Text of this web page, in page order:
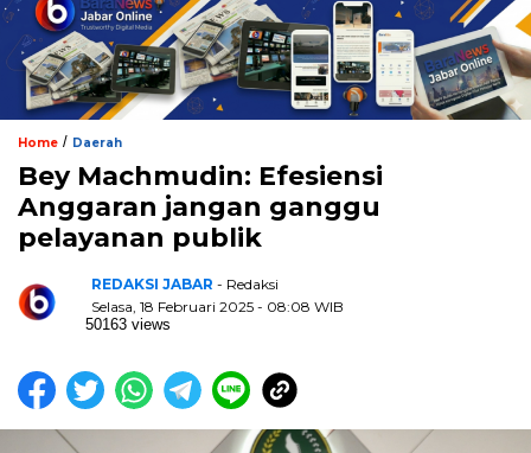
Home / Daerah
Bey Machmudin: Efesiensi
Anggaran jangan ganggu
pelayanan publik
REDAKSI JABAR - Redaksi
Selasa, 18 Februari 2025 - 08:08 WIB
50163 views